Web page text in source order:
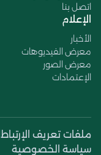
اتصل بنا
الإعلام
الأخبار
معرض الفيديوهات
معرض الصور
الإعتمادات
ملفات تعريف الإرتباط
سياسة الخصوصية